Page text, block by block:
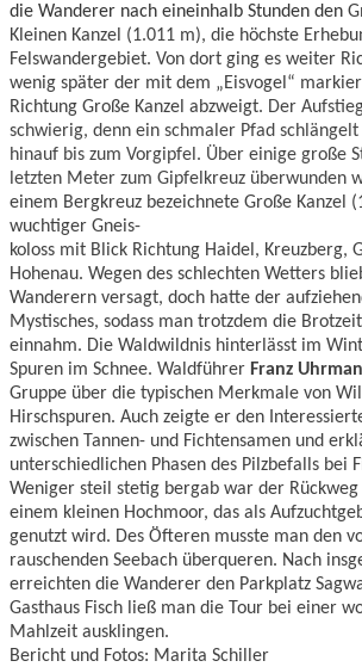
die Wanderer nach eineinhalb Stunden den
Kleinen Kanzel (1.011 m), die höchste
Felswandergebiet. Von dort ging es weiter
wenig später der mit dem „Eisvogel“
Richtung Große Kanzel abzweigt. Der
schwierig, denn ein schmaler Pfad schlängelt
hinauf bis zum Vorgipfel. Über einige große
letzten Meter zum Gipfelkreuz überwunden
einem Bergkreuz bezeichnete Große Kanzel
wuchtiger Gneis-
koloss mit Blick Richtung Haidel, Kreuzberg,
Hohenau. Wegen des schlechten Wetters
Wanderern versagt, doch hatte der
Mystisches, sodass man trotzdem die
einnahm. Die Waldwildnis hinterlässt im
Spuren im Schnee. Waldführer Franz
Gruppe über die typischen Merkmale von
Hirschspuren. Auch zeigte er den
zwischen Tannen- und Fichtensamen und
unterschiedlichen Phasen des Pilzbefalls bei
Weniger steil stetig bergab war der Rückweg
einem kleinen Hochmoor, das als
genutzt wird. Des Öfteren musste man den
rauschenden Seebach überqueren. Nach
erreichten die Wanderer den Parkplatz
Gasthaus Fisch ließ man die Tour bei einer
Mahlzeit ausklingen.
Bericht und Fotos: Marita Schiller